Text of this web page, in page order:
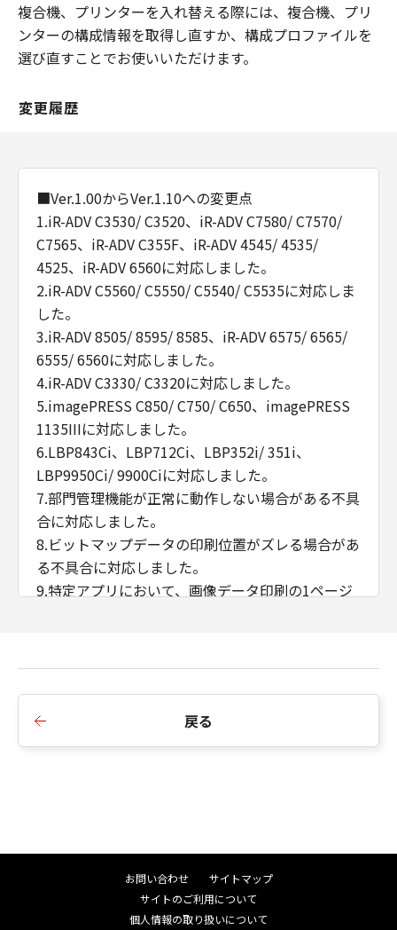
複合機、プリンターを入れ替える際には、複合機、プリ
ンターの構成情報を取得し直すか、構成プロファイルを
選び直すことでお使いいただけます。
変更履歴
■Ver.1.00からVer.1.10への変更点
1.iR-ADV C3530/ C3520、iR-ADV C7580/ C7570/
C7565、iR-ADV C355F、iR-ADV 4545/ 4535/
4525、iR-ADV 6560に対応しました。
2.iR-ADV C5560/ C5550/ C5540/ C5535に対応しま
した。
3.iR-ADV 8505/ 8595/ 8585、iR-ADV 6575/ 6565/
6555/ 6560に対応しました。
4.iR-ADV C3330/ C3320に対応しました。
5.imagePRESS C850/ C750/ C650、imagePRESS
1135IIIに対応しました。
6.LBP843Ci、LBP712Ci、LBP352i/ 351i、
LBP9950Ci/ 9900Ciに対応しました。
7.部門管理機能が正常に動作しない場合がある不具
合に対応しました。
8.ビットマップデータの印刷位置がズレる場合があ
る不具合に対応しました。
9.特定アプリにおいて、画像データ印刷の1ページ
てしまう不具合に対応しました。
11.はがき用紙サイズの出力時間が遅くなる不具合
識しない場合がある不具合に対応しました。
14.マルチリンガル対応の仕様を変更しました。
戻る
お問い合わせ
サイトマップ
サイトのご利用について
個人情報の取り扱いについて